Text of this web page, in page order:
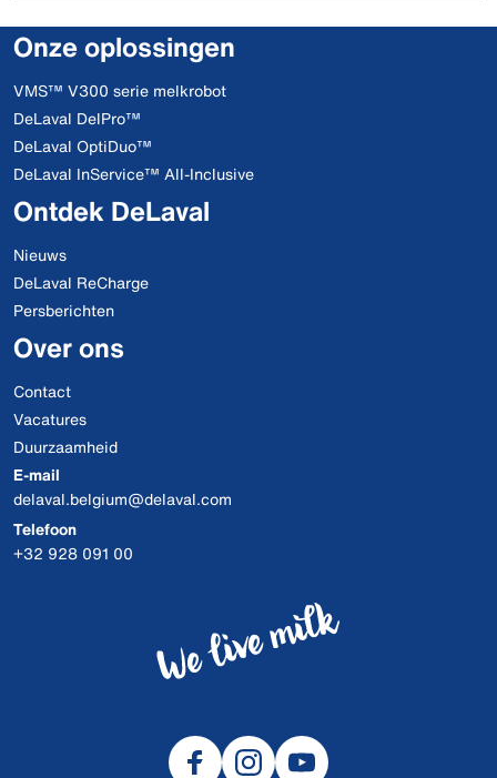
Onze oplossingen
VMS™ V300 serie melkrobot
DeLaval DelPro™
DeLaval OptiDuo™
DeLaval InService™ All-Inclusive
Ontdek DeLaval
Nieuws
DeLaval ReCharge
Persberichten
Over ons
Contact
Vacatures
Duurzaamheid
E-mail
delaval.belgium@delaval.com
Telefoon
+32 928 091 00